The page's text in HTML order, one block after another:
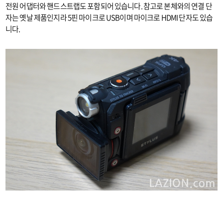
전원 어댑터와 핸드스트랩도 포함되어 있습니다. 참고로 본체와의 연결 단
자는 옛날 제품인지라 5핀 마이크로 USB이며 마이크로 HDMI 단자도 있습
니다.